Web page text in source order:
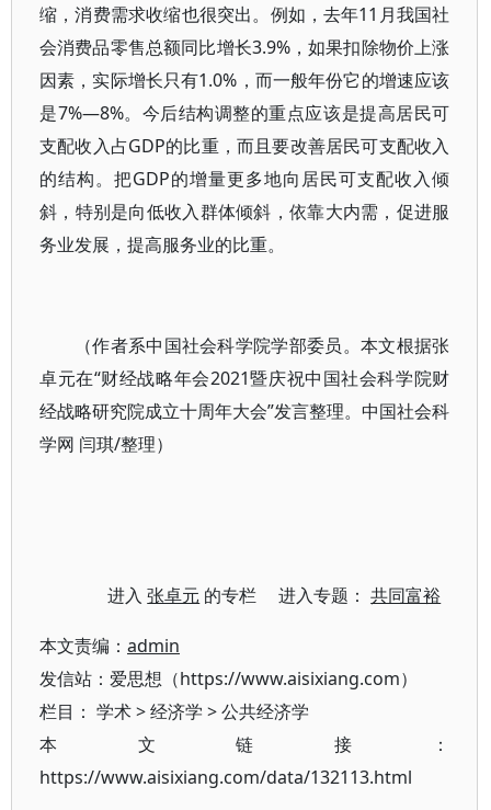
缩，消费需求收缩也很突出。例如，去年11月我国社
会消费品零售总额同比增长3.9%，如果扣除物价上涨
因素，实际增长只有1.0%，而一般年份它的增速应该
是7%—8%。今后结构调整的重点应该是提高居民可
支配收入占GDP的比重，而且要改善居民可支配收入
的结构。把GDP的增量更多地向居民可支配收入倾
斜，特别是向低收入群体倾斜，依靠大内需，促进服
务业发展，提高服务业的比重。
（作者系中国社会科学院学部委员。本文根据张
卓元在“财经战略年会2021暨庆祝中国社会科学院财
经战略研究院成立十周年大会”发言整理。中国社会科
学网 闫琪/整理）
进入张卓元 的专栏 进入专题：共同富裕
本文责编： admin
发信站：爱思想（https://www.aisixiang.com）
栏目： 学术>经济学 >公共经济学
本文链接：
https://www.aisixiang.com/data/132113.html